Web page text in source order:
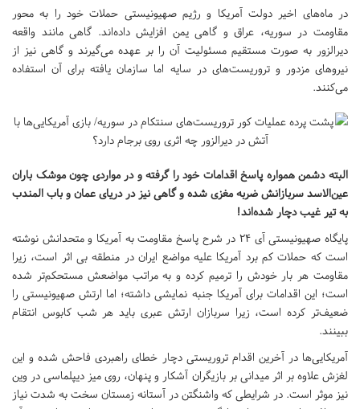
در ماه‌های اخیر دولت آمریکا و رژیم صهیونیستی حملات خود را به محور
مقاومت در سوریه، عراق و گاهی یمن افزایش داده‌اند. گاهی مانند واقعه
دیرالزور به صورت مستقیم مسئولیت آن را بر عهده می‌گیرند و گاهی نیز از
نیروهای مزدور و تروریست‌های در سایه اما سازمان یافته برای آن استفاده
می‌کنند.
البته دشمن همواره پاسخ اقدامات خود را گرفته و در مواردی چون موشک باران
عین‌الاسد سربازانش ضربه مغزی شده و گاهی نیز در دریای عمان و باب المندب
به تیر غیب دچار شده‌اند!
پایگاه صهیونیستی آی ۲۴ در شرح پاسخ مقاومت به آمریکا و متحدانش نوشته
است که حملات کم برد آمریکا علیه مواضع ایران در منطقه بی اثر است، زیرا
مقاومت هر بار خودش را ترمیم کرده و به مراتب مواضعش مستحکم‌تر شده
است؛ این اقدامات برای آمریکا جنبه نمایشی داشته؛ اما ارتش صهیونیستی را
ضعیف‌تر کرده است، زیرا سربازان ارتش عبری باید هر شب کابوس انتقام
ببینند.
آمریکایی‌ها در آخرین اقدام تروریستی دچار خطای راهبردی فاحش شده و این
لغزش علاوه بر اثر میدانی بر بازیگران آشکار و پنهان، روی میز دیپلماسی در وین
نیز موثر است. در شرایطی که واشنگتن در آستانه زمستان سخت به شدت نیاز